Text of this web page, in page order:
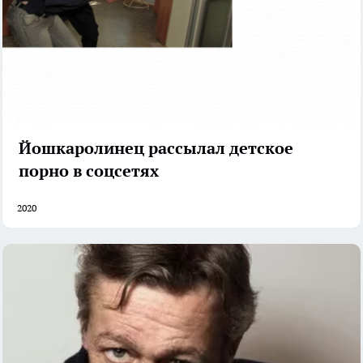
Йошкаролинец рассылал детское
порно в соцсетях
2020